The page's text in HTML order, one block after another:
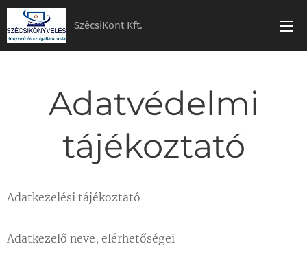
SzécsiKont Kft.
Adatvédelmi
tájékoztató
Adatkezelési tájékoztató
Adatkezelő neve, elérhetőségei